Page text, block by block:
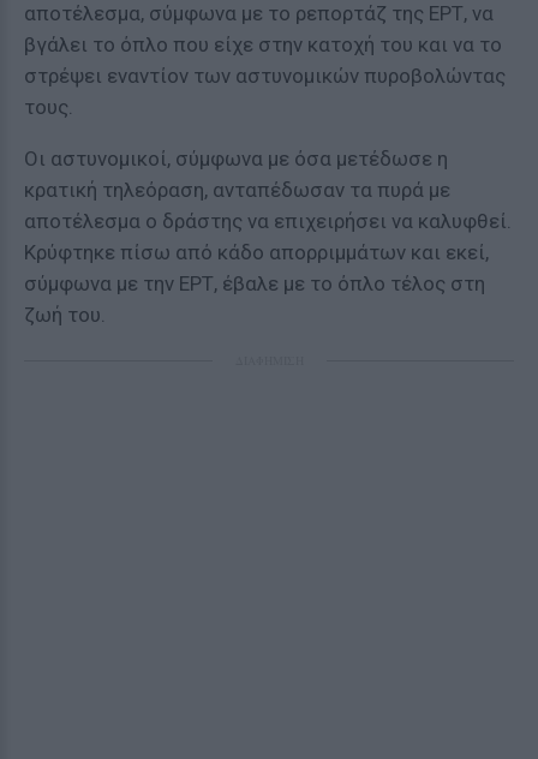
αποτέλεσμα, σύμφωνα με το ρεπορτάζ της ΕΡΤ, να
βγάλει το όπλο που είχε στην κατοχή του και να το
στρέψει εναντίον των αστυνομικών πυροβολώντας
τους.
Οι αστυνομικοί, σύμφωνα με όσα μετέδωσε η
κρατική τηλεόραση, ανταπέδωσαν τα πυρά με
αποτέλεσμα ο δράστης να επιχειρήσει να καλυφθεί.
Κρύφτηκε πίσω από κάδο απορριμμάτων και εκεί,
σύμφωνα με την ΕΡΤ, έβαλε με το όπλο τέλος στη
ζωή του.